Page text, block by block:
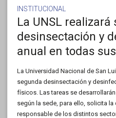
INSTITUCIONAL
La UNSL realizará
desinsectación y
anual en todas
La Universidad Nacional de San
segunda desinsectación y
físicos. Las tareas se
según la sede, para ello, solicita
responsable de los distintos